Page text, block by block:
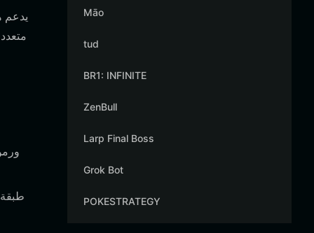
Māo
tud
BR1: INFINITE
ZenBull
Larp Final Boss
Grok Bot
POKESTRATEGY